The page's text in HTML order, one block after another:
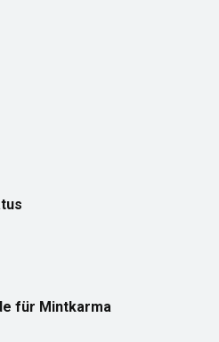
für Mintkarma